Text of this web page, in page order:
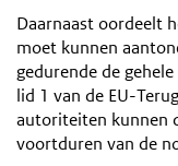
Daarnaast oordeelt
moet kunnen
gedurende de
lid 1 van de EU-
autoriteiten kunnen
voortduren van de